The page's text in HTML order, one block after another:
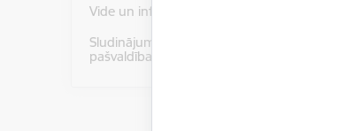
Vide un infrastruktūra
Sludinājumu izvietošana uz
pašvaldības stendiem